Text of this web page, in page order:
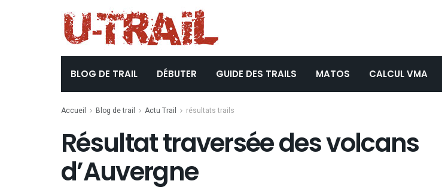
BLOG DE TRAIL DÉBUTER GUIDE DES TRAILS MATOS CALCUL VMA
Accueil Blog de trail Actu Trail résultats trails
Résultat traversée des volcans
d’Auvergne